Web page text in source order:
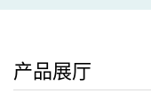
产品展厅